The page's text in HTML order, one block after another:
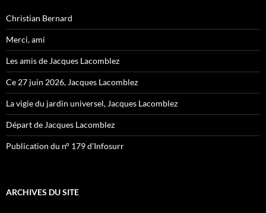
Christian Bernard
Merci, ami
Les amis de Jacques Lacomblez
Ce 27 juin 2026, Jacques Lacomblez
La vigie du jardin universel, Jacques Lacomblez
Départ de Jacques Lacomblez
Publication du n° 179 d’Infosurr
ARCHIVES DU SITE